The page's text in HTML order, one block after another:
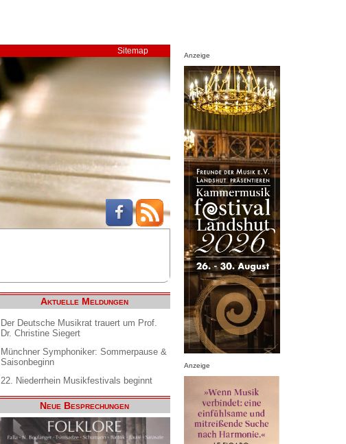
Sitemap
Aktuelle Meldungen
Der Deutsche Musikrat trauert um Prof.
Dr. Christine Siegert
Münchner Symphoniker: Sommerpause &
Saisonbeginn
22. Niederrhein Musikfestivals beginnt
Neue Besprechungen
Anzeige
Anzeige